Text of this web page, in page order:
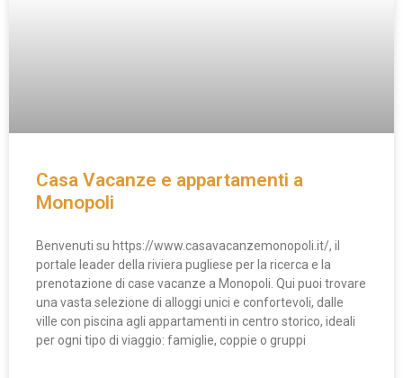
Casa Vacanze e appartamenti a
Monopoli
Benvenuti su https://www.casavacanzemonopoli.it/, il
portale leader della riviera pugliese per la ricerca e la
prenotazione di case vacanze a Monopoli. Qui puoi trovare
una vasta selezione di alloggi unici e confortevoli, dalle
ville con piscina agli appartamenti in centro storico, ideali
per ogni tipo di viaggio: famiglie, coppie o gruppi